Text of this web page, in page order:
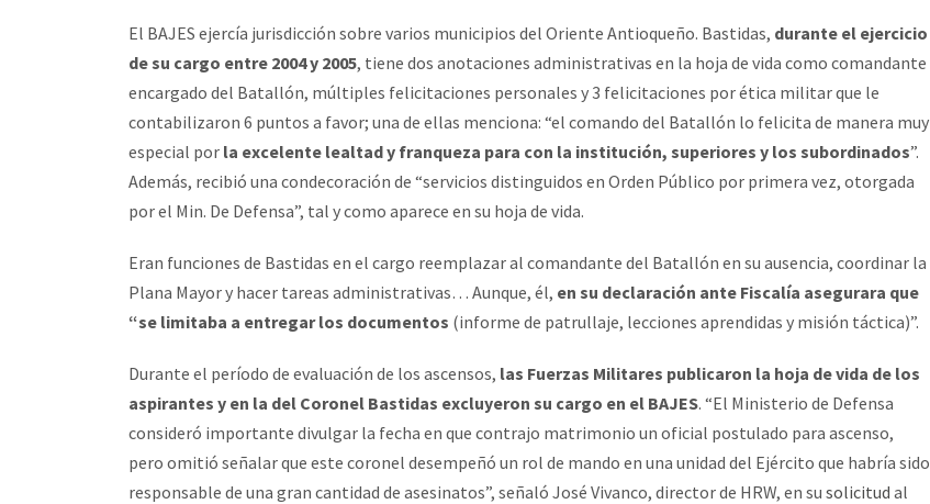
El BAJES ejercía jurisdicción sobre varios municipios del Oriente Antioqueño. Bastidas, durante el ejercicio
de su cargo entre 2004 y 2005, tiene dos anotaciones administrativas en la hoja de vida como comandante
encargado del Batallón, múltiples felicitaciones personales y 3 felicitaciones por ética militar que le
contabilizaron 6 puntos a favor; una de ellas menciona: “el comando del Batallón lo felicita de manera muy
especial por la excelente lealtad y franqueza para con la institución, superiores y los subordinados”.
Además, recibió una condecoración de “servicios distinguidos en Orden Público por primera vez, otorgada
por el Min. De Defensa”, tal y como aparece en su hoja de vida.
Eran funciones de Bastidas en el cargo reemplazar al comandante del Batallón en su ausencia, coordinar la
Plana Mayor y hacer tareas administrativas… Aunque, él, en su declaración ante Fiscalía asegurara que
“se limitaba a entregar los documentos (informe de patrullaje, lecciones aprendidas y misión táctica)”.
Durante el período de evaluación de los ascensos, las Fuerzas Militares publicaron la hoja de vida de los
aspirantes y en la del Coronel Bastidas excluyeron su cargo en el BAJES. “El Ministerio de Defensa
consideró importante divulgar la fecha en que contrajo matrimonio un oficial postulado para ascenso,
pero omitió señalar que este coronel desempeñó un rol de mando en una unidad del Ejército que habría sido
responsable de una gran cantidad de asesinatos”, señaló José Vivanco, director de HRW, en su solicitud al